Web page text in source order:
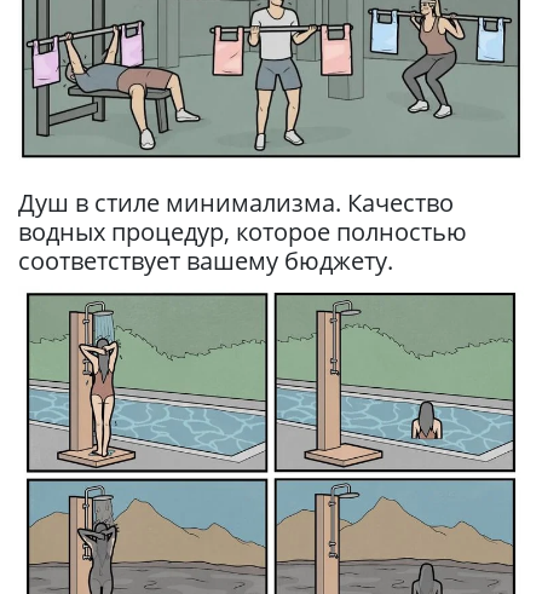
Душ в стиле минимализма. Качество
водных процедур, которое полностью
соответствует вашему бюджету.